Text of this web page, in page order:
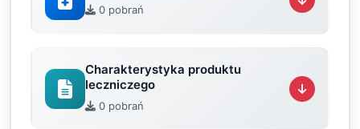
0 pobrań
Charakterystyka produktu
leczniczego
0 pobrań